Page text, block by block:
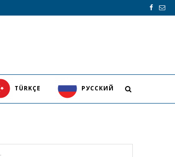
TÜRKÇE PУССКИЙ